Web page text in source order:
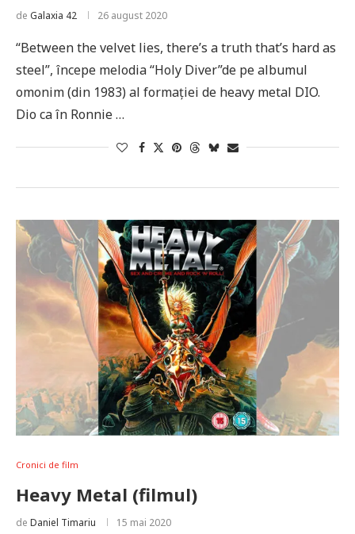
de Galaxia 42 26 august 2020
“Between the velvet lies, there’s a truth that’s hard as
steel”, începe melodia “Holy Diver”de pe albumul
omonim (din 1983) al formației de heavy metal DIO.
Dio ca în Ronnie …
Cronici de film
Heavy Metal (filmul)
de Daniel Timariu 15 mai 2020